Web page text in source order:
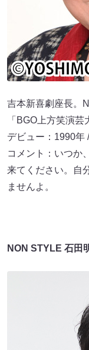
吉本新喜劇座長。
「BGO上方笑演芸
デビュー：1990年
コメント：いつか
来てください。自
ませんよ。
NON STYLE 石田